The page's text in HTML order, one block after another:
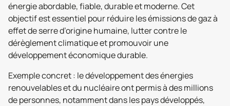
énergie abordable, fiable, durable et moderne. Cet
objectif est essentiel pour réduire les émissions de gaz à
effet de serre d’origine humaine, lutter contre le
dérèglement climatique et promouvoir une
développement économique durable.
Exemple concret : le développement des énergies
renouvelables et du nucléaire ont permis à des millions
de personnes, notamment dans les pays développés,